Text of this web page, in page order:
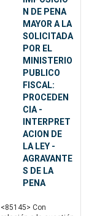
N DE PENA
MAYOR A LA
SOLICITADA
POR EL
MINISTERIO
PUBLICO
FISCAL:
PROCEDEN
CIA -
INTERPRET
ACION DE
LA LEY -
AGRAVANTE
S DE LA
PENA
<85145> Con